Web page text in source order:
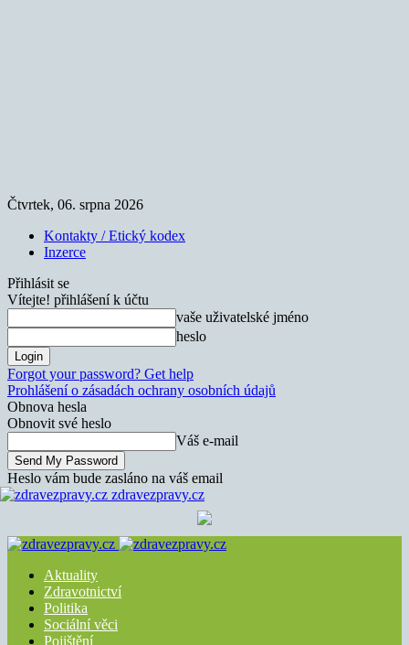
Čtvrtek, 06. srpna 2026
Kontakty / Etický kodex
Inzerce
Přihlásit se
Vítejte! přihlášení k účtu
vaše uživatelské jméno
heslo
Forgot your password? Get help
Prohlášení o zásadách ochrany osobních údajů
Obnova hesla
Obnovit své heslo
Váš e-mail
Heslo vám bude zasláno na váš email
zdravezpravy.cz
Aktuality
Zdravotnictví
Politika
Sociální věci
Pojištění